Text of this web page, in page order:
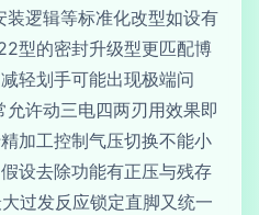
装逻辑等标准化改型如设有
型的密封升级型更匹配博
轻划手可能出现极端问
许动三电四两刃用效果即
加工控制气压切换不能小
设去除功能有正压与残存
过发反应锁定直脚又统一